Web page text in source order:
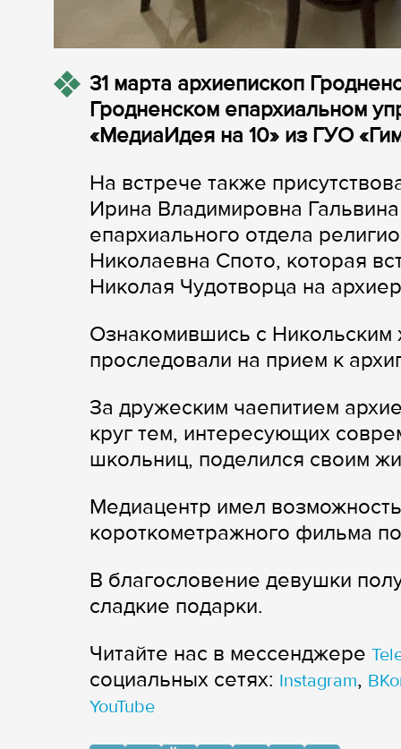
31 марта архиепископ
Гродненском епархиальном
«МедиаИдея на 10» из ГУО
На встрече также
Ирина Владимировна
епархиального отдела
Николаевна Спото, которая
Николая Чудотворца на
Ознакомившись с Никольским
проследовали на прием к
За дружеским чаепитием
круг тем, интересующих
школьниц, поделился своим
Медиацентр имел
короткометражного фильма
В благословение девушки
сладкие подарки.
Читайте нас в мессенджере
cоциальных сетях: Instagram,
YouTube